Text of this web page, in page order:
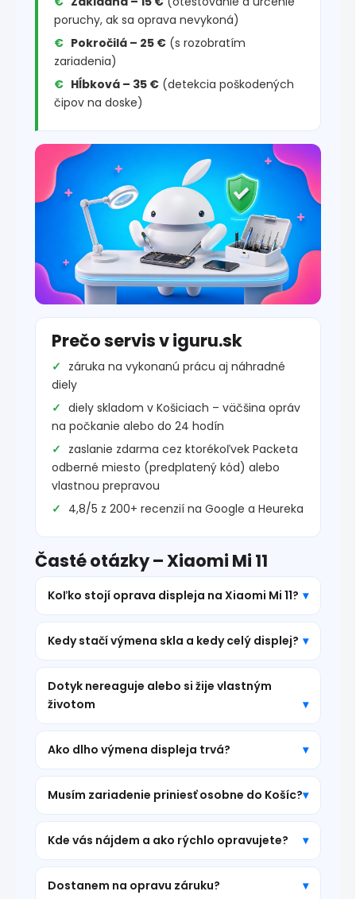
poruchy, ak sa oprava nevykoná)
Pokročilá – 25 € (s rozobratím
zariadenia)
Hĺbková – 35 € (detekcia poškodených
čipov na doske)
Prečo servis v iguru.sk
záruka na vykonanú prácu aj náhradné
diely
diely skladom v Košiciach – väčšina opráv
na počkanie alebo do 24 hodín
zaslanie zdarma cez ktorékoľvek Packeta
odberné miesto (predplatený kód) alebo
vlastnou prepravou
4,8/5 z 200+ recenzií na Google a Heureka
Časté otázky – Xiaomi Mi 11
Koľko stojí oprava displeja na Xiaomi Mi 11?
Kedy stačí výmena skla a kedy celý displej?
Dotyk nereaguje alebo si žije vlastným
životom
Ako dlho výmena displeja trvá?
Musím zariadenie priniesť osobne do Košíc?
Kde vás nájdem a ako rýchlo opravujete?
Dostanem na opravu záruku?